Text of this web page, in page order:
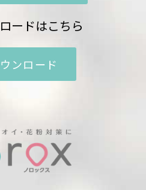
ードはこちら
ンロード